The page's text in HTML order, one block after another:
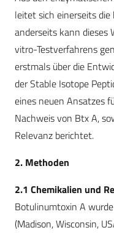
leitet sich einerseits die
anderseits kann dieses
vitro-Testverfahrens
erstmals über die
der Stable Isotope
eines neuen Ansatzes
Nachweis von Btx A,
Relevanz berichtet.
2. Methoden
2.1 Chemikalien und
Botulinumtoxin A
(Madison, Wisconsin,